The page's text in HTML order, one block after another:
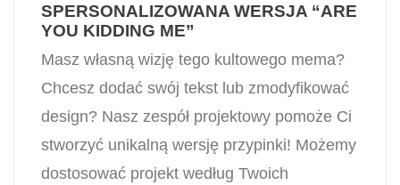
SPERSONALIZOWANA WERSJA “ARE
YOU KIDDING ME”
Masz własną wizję tego kultowego mema?
Chcesz dodać swój tekst lub zmodyfikować
design? Nasz zespół projektowy pomoże Ci
stworzyć unikalną wersję przypinki! Możemy
dostosować projekt według Twoich